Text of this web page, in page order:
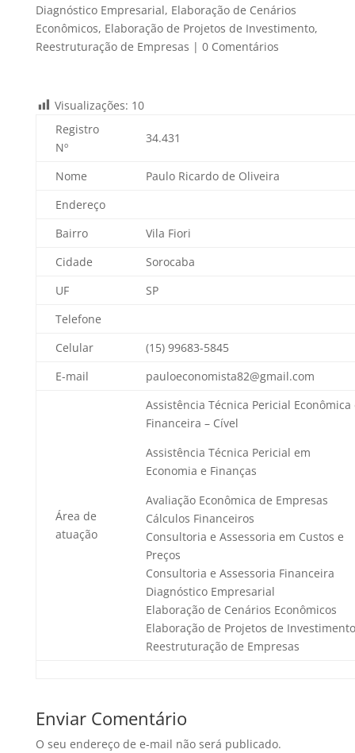
Diagnóstico Empresarial, Elaboração de Cenários
Econômicos, Elaboração de Projetos de Investimento,
Reestruturação de Empresas | 0 Comentários
Visualizações: 10
Registro
Nº
34.431
Nome
Paulo Ricardo de Oliveira
Endereço
Bairro
Vila Fiori
Cidade
Sorocaba
UF
SP
Telefone
Celular
(15) 99683-5845
E-mail
pauloeconomista82@gmail.com
Área de
atuação
Assistência Técnica Pericial Econômica
Financeira – Cível
Assistência Técnica Pericial em
Economia e Finanças
Avaliação Econômica de Empresas
Cálculos Financeiros
Consultoria e Assessoria em Custos e
Preços
Consultoria e Assessoria Financeira
Diagnóstico Empresarial
Elaboração de Cenários Econômicos
Elaboração de Projetos de Investimento
Reestruturação de Empresas
Enviar Comentário
O seu endereço de e-mail não será publicado.